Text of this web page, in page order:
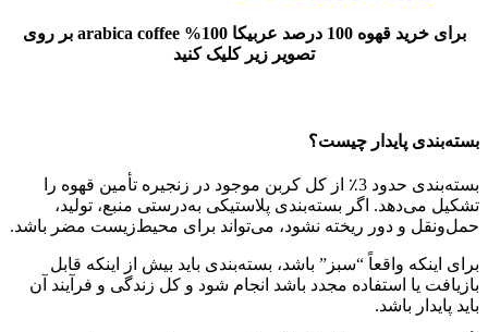
برای خرید قهوه 100 درصد عربیکا 100% arabica coffee بر روی
تصویر زیر کلیک کنید
بسته‌بندی پایدار چیست؟
بسته‌بندی حدود 3٪ از کل کربن موجود در زنجیره تأمین قهوه را
تشکیل می‌دهد. اگر بسته‌بندی پلاستیکی به‌درستی منبع، تولید،
حمل‌ونقل و دور ریخته نشود، می‌تواند برای محیط‌زیست مضر باشد.
برای اینکه واقعاً “سبز” باشد، بسته‌بندی باید بیش از اینکه قابل
بازیافت یا استفاده مجدد باشد انجام شود و کل زندگی و فرآیند آن
باید پایدار باشد.